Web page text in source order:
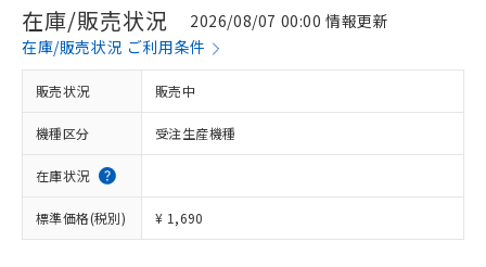
在庫/販売状況
2026/08/07 00:00 情報更新
在庫/販売状況 ご利用条件
販売状況 販売中
機種区分 受注生産機種
在庫状況
標準価格(税別) ¥ 1,690